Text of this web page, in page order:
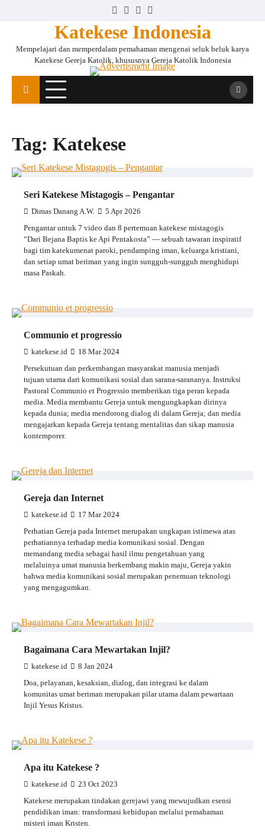
Facebook
Instagram
TwitterYouTube
Katekese Indonesia
Mempelajari dan memperdalam pemahaman mengenai seluk beluk karya
Katekese Gereja Katolik, khususnya Gereja Katolik Indonesia
Tag: Katekese
Seri Katekese Mistagogis – Pengantar
Dimas Danang A.W. 5 Apr 2026
Pengantar untuk 7 video dan 8 pertemuan katekese mistagogis
“Dari Bejana Baptis ke Api Pentakosta” — sebuah tawaran inspiratif
bagi tim katekumenat paroki, pendamping iman, keluarga kristiani,
dan setiap umat beriman yang ingin sungguh-sungguh menghidupi
masa Paskah.
Communio et progressio
katekese.id 18 Mar 2024
Persekutuan dan perkembangan masyarakat manusia menjadi
tujuan utama dari komunikasi sosial dan sarana-sarananya. Instruksi
Pastoral Communio et Progressio memberikan tiga peran kepada
media. Media membantu Gereja untuk mengungkapkan dirinya
kepada dunia; media mendorong dialog di dalam Gereja; dan media
mengajarkan kepada Gereja tentang mentalitas dan sikap manusia
kontemporer.
Gereja dan Internet
katekese.id 17 Mar 2024
Perhatian Gereja pada Internet merupakan ungkapan istimewa atas
perhatiannya terhadap media komunikasi sosial. Dengan
memandang media sebagai hasil ilmu pengetahuan yang
melaluinya umat manusia berkembang makin maju, Gereja yakin
bahwa media komunikasi sosial merupakan penemuan teknologi
yang mengagumkan.
Bagaimana Cara Mewartakan Injil?
katekese.id 8 Jan 2024
Doa, pelayanan, kesaksian, dialog, dan integrasi ke dalam
komunitas umat beriman merupakan pilar utama dalam pewartaan
Injil Yesus Kristus.
Apa itu Katekese ?
katekese.id 23 Oct 2023
Katekese merupakan tindakan gerejawi yang mewujudkan esensi
pendidikan iman: transformasi kehidupan melalui pemahaman
misteri iman Kristen.